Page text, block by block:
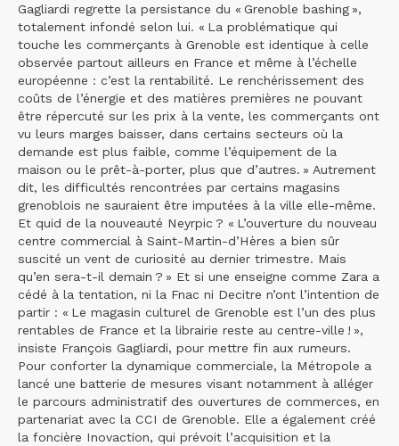
Gagliardi regrette la persistance du « Grenoble bashing »,
totalement infondé selon lui. « La problématique qui
touche les commerçants à Grenoble est identique à celle
observée partout ailleurs en France et même à l’échelle
européenne : c’est la rentabilité. Le renchérissement des
coûts de l’énergie et des matières premières ne pouvant
être répercuté sur les prix à la vente, les commerçants ont
vu leurs marges baisser, dans certains secteurs où la
demande est plus faible, comme l’équipement de la
maison ou le prêt-à-porter, plus que d’autres. » Autrement
dit, les difficultés rencontrées par certains magasins
grenoblois ne sauraient être imputées à la ville elle-même.
Et quid de la nouveauté Neyrpic ? « L’ouverture du nouveau
centre commercial à Saint-Martin-d’Hères a bien sûr
suscité un vent de curiosité au dernier trimestre. Mais
qu’en sera-t-il demain ? » Et si une enseigne comme Zara a
cédé à la tentation, ni la Fnac ni Decitre n’ont l’intention de
partir : « Le magasin culturel de Grenoble est l’un des plus
rentables de France et la librairie reste au centre-ville ! »,
insiste François Gagliardi, pour mettre fin aux rumeurs.
Pour conforter la dynamique commerciale, la Métropole a
lancé une batterie de mesures visant notamment à alléger
le parcours administratif des ouvertures de commerces, en
partenariat avec la CCI de Grenoble. Elle a également créé
la foncière Inovaction, qui prévoit l’acquisition et la